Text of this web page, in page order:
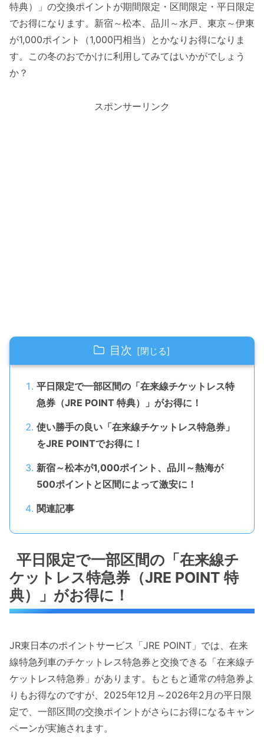
特典）」の交換ポイントが期間限定・区間限定・平日限定
でお得になります。新宿～松本、品川～水戸、東京～伊東
が1,000ポイント（1,000円相当）とかなりお得になりま
す。この冬のおでかけに利用してみてはいかがでしょう
か？
スポンサーリンク
目次
平日限定で一部区間の「在来線チケットレス特
急券（JRE POINT 特典）」がお得に！
使い勝手の良い「在来線チケットレス特急券」
をJRE POINTでお得に！
新宿～松本が1,000ポイント、品川～熱海が
500ポイントと区間によって激安に！
関連記事
平日限定で一部区間の「在来線チ
ケットレス特急券（JRE POINT 特
典）」がお得に！
JR東日本のポイントサービス「JRE POINT」では、在来
線特急列車のチケットレス特急券と交換できる「在来線チ
ケットレス特急券」があります。もともと通常の特急券よ
りもお得なのですが、2025年12月～2026年2月の平日限
定で、一部区間の交換ポイントがさらにお得になるキャン
ペーンが実施されます。